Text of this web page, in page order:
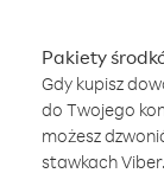
Pakiety
Gdy kupisz
do Twojego
możesz
stawkach Viber.